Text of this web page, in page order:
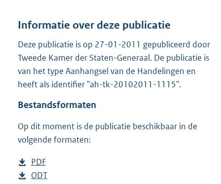
n
s
r
o
o
:
Informatie over deze publicatie
Deze publicatie is op 27-01-2011 gepubliceerd door
Tweede Kamer der Staten-Generaal. De publicatie is
van het type Aanhangsel van de Handelingen en
heeft als identifier "ah-tk-20102011-1115".
Bestandsformaten
Op dit moment is de publicatie beschikbaar in de
volgende formaten:
D
o
PDF
e
D
ODT